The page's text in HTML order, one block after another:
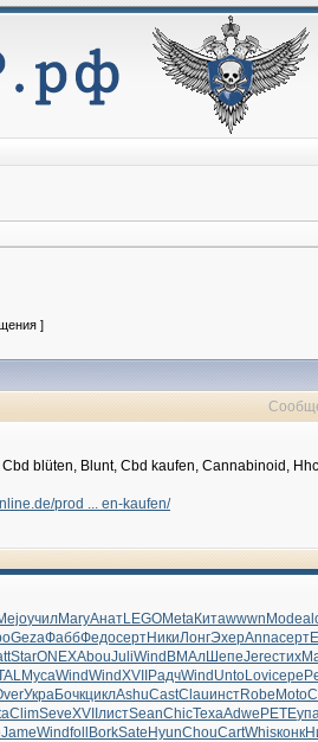
]
blüten, Blunt, Cbd kaufen, Cannabinoid,
prod ... en-kaufen/
училMaryАнатLEGOMetaКитаwwwn Mode
GezaФаббФедосертНикиЛонгЭхерAnnaсерт
StarONEXAbouJuliWind ВМАлШепеJereстих
МусаWindWindXVII РадчWind UntoLoviсере
УкраБочкциклAshuCastClauинстRobe Moto
ClimSeveXVII листSeanChicTexaAdwe PETE
JameWindfoll BorkSate HyunChouCartWhisконк